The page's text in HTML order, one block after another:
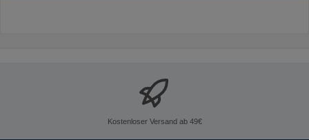
Kostenloser Versand ab 49€